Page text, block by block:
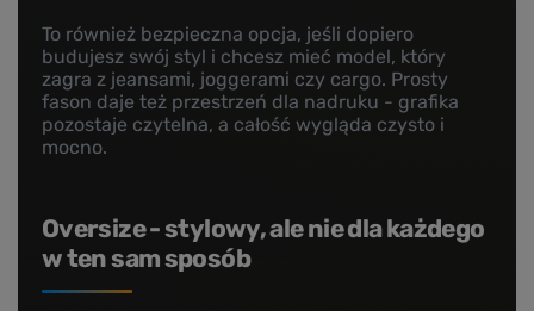
To również bezpieczna opcja, jeśli dopiero
budujesz swój styl i chcesz mieć model, który
zagra z jeansami, joggerami czy cargo. Prosty
fason daje też przestrzeń dla nadruku - grafika
pozostaje czytelna, a całość wygląda czysto i
mocno.
Oversize - stylowy, ale nie dla każdego
w ten sam sposób